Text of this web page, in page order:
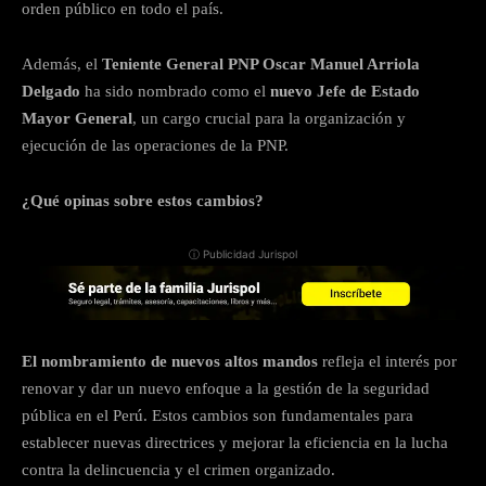
orden público en todo el país.
Además, el Teniente General PNP Oscar Manuel Arriola
Delgado ha sido nombrado como el nuevo Jefe de Estado
Mayor General, un cargo crucial para la organización y
ejecución de las operaciones de la PNP.
¿Qué opinas sobre estos cambios?
ⓘ Publicidad Jurispol
El nombramiento de nuevos altos mandos refleja el interés por
renovar y dar un nuevo enfoque a la gestión de la seguridad
pública en el Perú. Estos cambios son fundamentales para
establecer nuevas directrices y mejorar la eficiencia en la lucha
contra la delincuencia y el crimen organizado.